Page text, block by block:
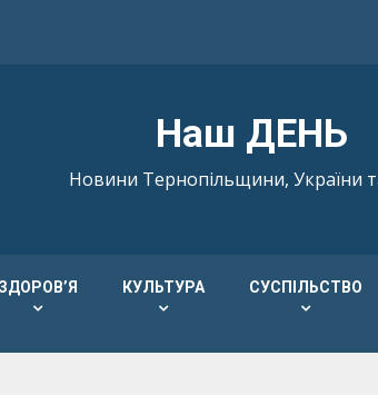
Наш ДЕНЬ
Новини Тернопільщини, України
ЗДОРОВ’Я КУЛЬТУРА СУСПІЛЬСТВО